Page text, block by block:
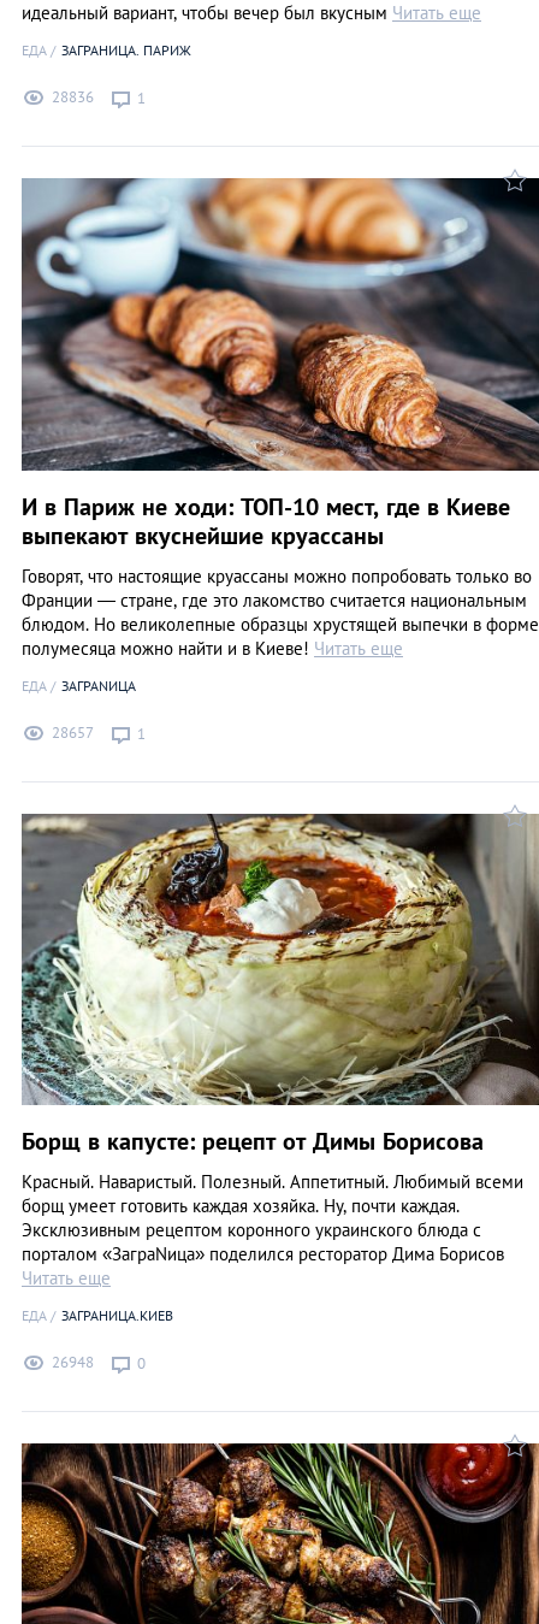
идеальный вариант, чтобы вечер был вкусным Читать еще
ЕДА ЗАГРАНИЦА. ПАРИЖ
28836 1
И в Париж не ходи: ТОП-10 мест, где в Киеве
выпекают вкуснейшие круассаны
Говорят, что настоящие круассаны можно попробовать только во
Франции — стране, где это лакомство считается национальным
блюдом. Но великолепные образцы хрустящей выпечки в форме
полумесяца можно найти и в Киеве! Читать еще
ЕДА ЗАГРАNИЦА
28657 1
Борщ в капусте: рецепт от Димы Борисова
Красный. Наваристый. Полезный. Аппетитный. Любимый всеми
борщ умеет готовить каждая хозяйка. Ну, почти каждая.
Эксклюзивным рецептом коронного украинского блюда с
порталом «ЗаграNица» поделился ресторатор Дима Борисов
Читать еще
ЕДА ЗАГРАНИЦА.КИЕВ
26948 0